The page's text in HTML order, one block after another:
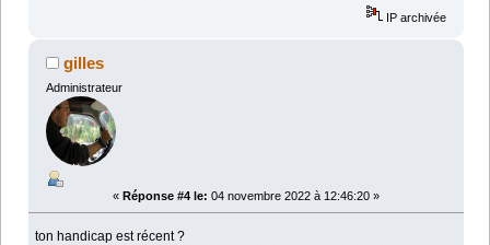
IP archivée
gilles
Administrateur
« Réponse #4 le: 04 novembre 2022 à 12:46:20 »
ton handicap est récent ?